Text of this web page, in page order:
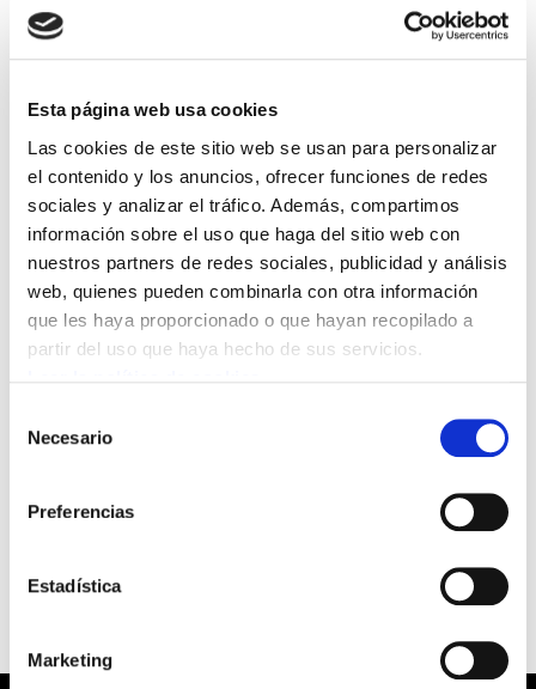
Esta página web usa cookies
Las cookies de este sitio web se usan para personalizar
el contenido y los anuncios, ofrecer funciones de redes
sociales y analizar el tráfico. Además, compartimos
información sobre el uso que haga del sitio web con
nuestros partners de redes sociales, publicidad y análisis
web, quienes pueden combinarla con otra información
que les haya proporcionado o que hayan recopilado a
partir del uso que haya hecho de sus servicios.
Necesario
Preferencias
Estadística
Marketing
20/04/2008
ELA ha condenado el atentado de ETA
contra la sede del PSE en Elgoibar, y
muestra su solidaridad al PSE y a los
vecinos afectados. ELA vuelve a reiterar
su exigencia a ETA para que abandone las
vías de la coacción y violencia.
Este tipo de actos sólo crean sufrimiento y
acabar con la lucha armada; es imprescindible
buscar soluciones al conflicto político que vive
este pueblo, exclusivamente por vías civiles y